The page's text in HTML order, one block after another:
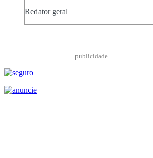
Redator geral